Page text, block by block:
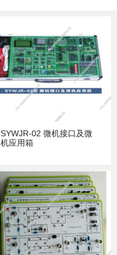
SYWJR-02 微机接口及微
机应用箱